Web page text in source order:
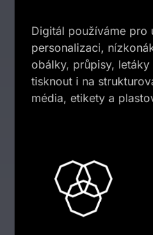
Digitál používáme pro
personalizaci,
obálky, průpisy,
tisknout i na
média, etikety a